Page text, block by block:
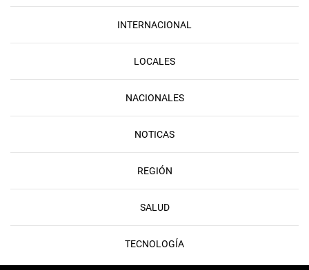
INTERNACIONAL
LOCALES
NACIONALES
NOTICAS
REGIÓN
SALUD
TECNOLOGÍA